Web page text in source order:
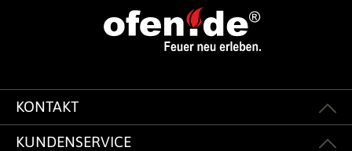
KONTAKT
KUNDENSERVICE